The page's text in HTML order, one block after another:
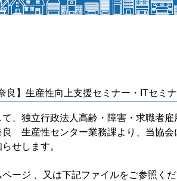
良】生産性向上支援セミナー・ITセミ
て、独立行政法人高齢・障害・求職者
良 生産性センター業務課より、当協会
せします。
ージ 、又は下記ファイルをご参照くだ